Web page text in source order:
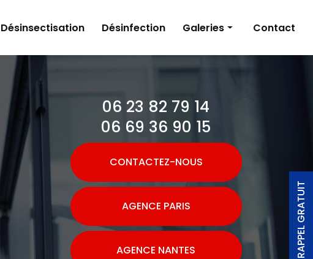
RAPPEL GRATUIT
Désinsectisation Désinfection Galeries
Dératisation
Désinfection
Contact
06 23 82 79 14
06 69 36 90 15
CONTACTEZ-NOUS
AGENCE PARIS
AGENCE NANTES